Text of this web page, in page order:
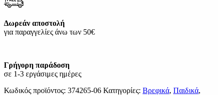
Δωρεάν αποστολή
για παραγγελίες άνω των 50€
Γρήγορη παράδοση
σε 1-3 εργάσιμες ημέρες
Κωδικός προϊόντος: 374265-06 Κατηγορίες: Βρεφικά, Παιδικά,